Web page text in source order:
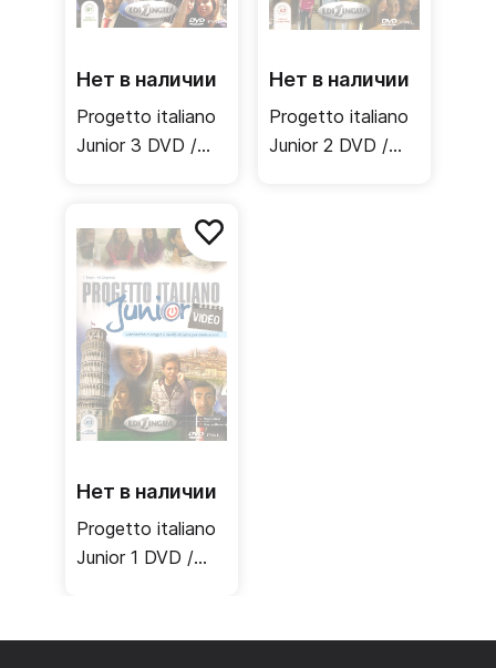
Нет в наличии
Progetto italiano
Junior 3 DVD /
Нет в наличии
Progetto italiano
Junior 2 DVD /
Нет в наличии
Progetto italiano
Junior 1 DVD /